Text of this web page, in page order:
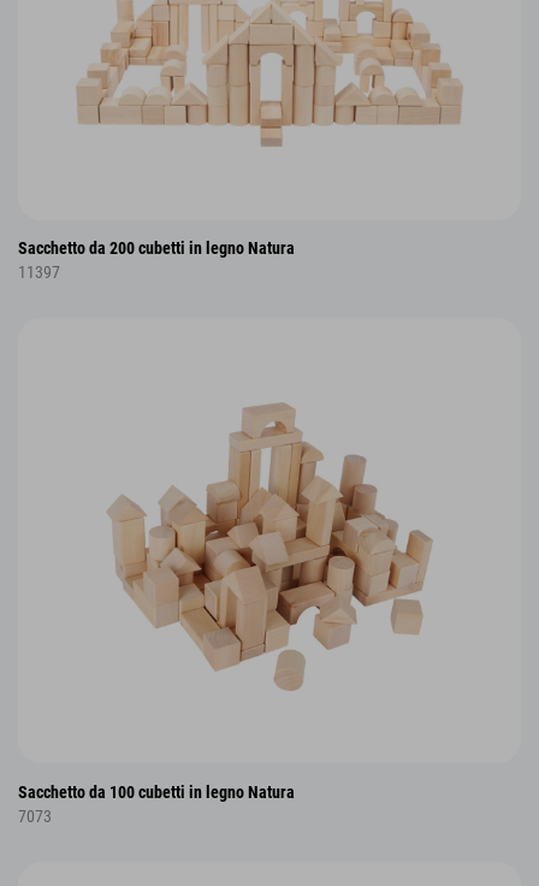
Sacchetto da 200 cubetti in legno Natura
11397
Sacchetto da 100 cubetti in legno Natura
7073